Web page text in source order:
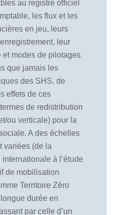
au registre officiel
les flux et les
en jeu, leurs
leur
et modes de pilotages
que jamais les
des SHS, de
effets de ces
de redistribution
ou verticale) pour la
A des échelles
variées (de la
à l’étude
de mobilisation
Territoire Zéro
durée en
par celle d’un